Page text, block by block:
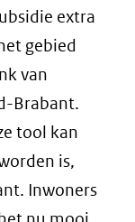
extra
gebied
van
Brabant.
tool kan
is,
Inwoners